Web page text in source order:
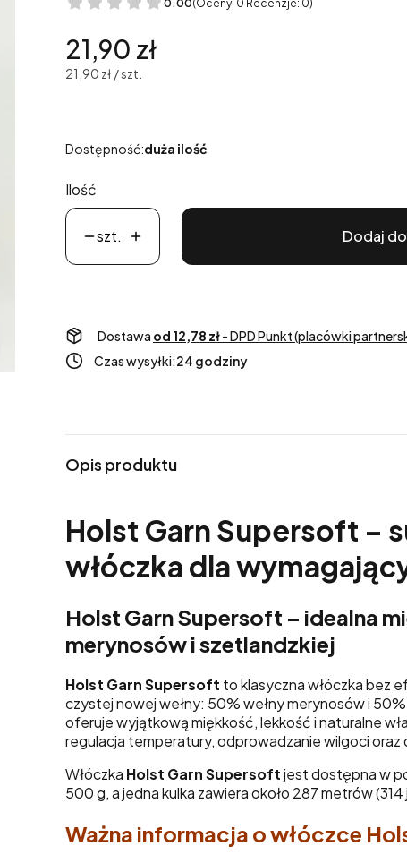
0.00(Oceny: 0 Recenzje: 0)
Cena
21,90 zł
21,90 zł / szt.
Dostępność:duża ilość
Ilość
szt. Dodaj
Dostawa od 12,78 zł- DPD Punkt (placówki
Czas wysyłki:24 godziny
Opis produktu
Holst Garn Supersoft –
włóczka dla
Holst Garn Supersoft – idealna
merynosów i szetlandzkiej
Holst Garn Supersoft to klasyczna włóczka bez
czystej nowej wełny: 50% wełny merynosów i
oferuje wyjątkową miękkość, lekkość i naturalne
regulacja temperatury, odprowadzanie wilgoci oraz
Włóczka Holst Garn Supersoftjest dostępna w
500 g, a jedna kulka zawiera około 287 metrów
Ważna informacja o włóczce